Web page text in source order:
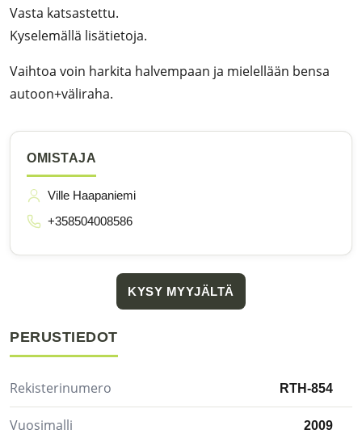
Vasta katsastettu.
Kyselemällä lisätietoja.
Vaihtoa voin harkita halvempaan ja mielellään bensa
autoon+väliraha.
OMISTAJA
Ville Haapaniemi
+358504008586
KYSY MYYJÄLTÄ
PERUSTIEDOT
Rekisterinumero RTH-854
Vuosimalli 2009